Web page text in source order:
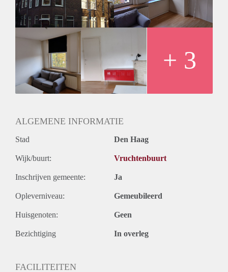
beach of Kijkduin. The trams from Laan van Meerdervoort
will bring you to the International Zone of The Hague with
its various embassies, Europol, ICC and ICTY offices.
Key aspects
- Spacious room of ca. 22m2!
- Laminate flooring
- Washing machine
- Students allowed
Rental price: €750 incl. gas, water, electricity - Unfurnished
+ 3
ALGEMENE INFORMATIE
Stad Den Haag
Wijk/buurt: Vruchtenbuurt
Inschrijven gemeente: Ja
Opleverniveau: Gemeubileerd
Huisgenoten: Geen
Bezichtiging In overleg
FACILITEITEN